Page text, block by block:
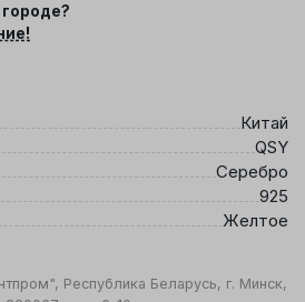
Китай
QSY
Серебро
925
Желтое
Республика Беларусь, г. Минск,